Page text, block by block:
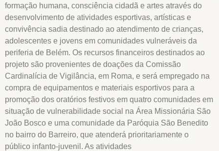
formação humana, consciência cidadã e artes através do
desenvolvimento de atividades esportivas, artísticas e
convivência sadia destinado ao atendimento de crianças,
adolescentes e jovens em comunidades vulneráveis da
periferia de Belém. Os recursos financeiros destinados ao
projeto são provenientes de doações da Comissão
Cardinalícia de Vigilância, em Roma, e será empregado na
compra de equipamentos e materiais esportivos para a
promoção dos oratórios festivos em quatro comunidades em
situação de vulnerabilidade social na Área Missionária São
João Bosco e uma comunidade da Paróquia São Benedito
no bairro do Barreiro, que atenderá prioritariamente o
público infanto-juvenil. As atividades